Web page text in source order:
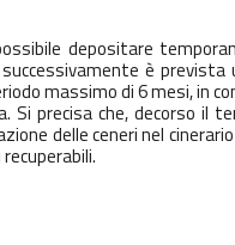
depositare
è
massimo di 6 mesi, in
precisa che, decorso il
delle ceneri nel